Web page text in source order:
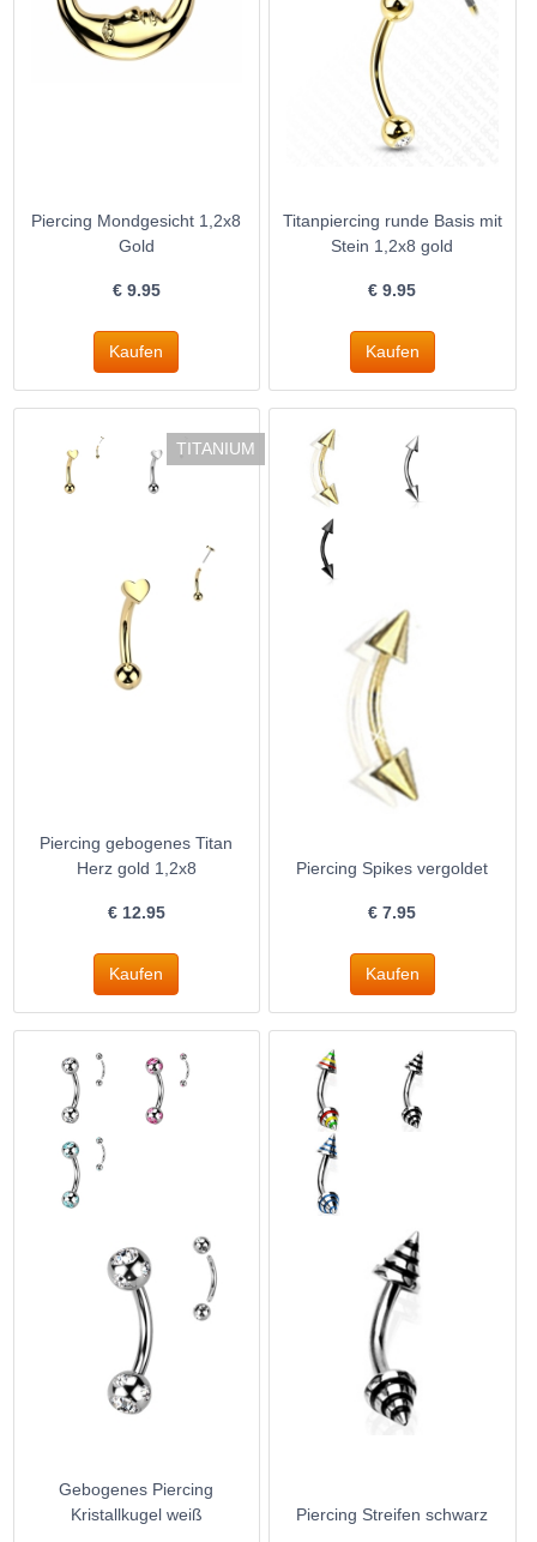
Piercing Mondgesicht 1,2x8
Gold
€ 9.95
Titanpiercing runde Basis mit
Stein 1,2x8 gold
€9.95
TITANIUM
Piercing gebogenes Titan
Herz gold 1,2x8
€ 12.95
Piercing Spikes vergoldet
€7.95
Gebogenes Piercing
Kristallkugel weiß
Piercing Streifen schwarz